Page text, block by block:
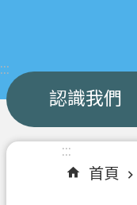
:::
認識我們
:::
首頁